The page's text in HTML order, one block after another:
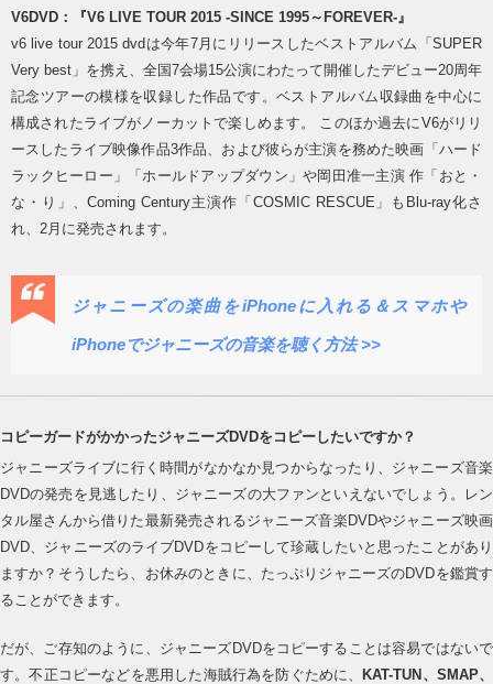
V6DVD：『V6 LIVE TOUR 2015 -SINCE 1995～FOREVER-』
v6 live tour 2015 dvdは今年7月にリリースしたベストアルバム「SUPER
Very best」を携え、全国7会場15公演にわたって開催したデビュー20周年
記念ツアーの模様を収録した作品です。ベストアルバム収録曲を中心に
構成されたライブがノーカットで楽しめます。 このほか過去にV6がリリ
ースしたライブ映像作品3作品、および彼らが主演を務めた映画「ハード
ラックヒーロー」「ホールドアップダウン」や岡田准一主演 作「おと・
な・り」、Coming Century主演作「COSMIC RESCUE」もBlu-ray化さ
れ、2月に発売されます。
ジャニーズの楽曲をiPhoneに入れる＆スマホや
iPhoneでジャニーズの音楽を聴く方法 >>
コピーガードがかかったジャニーズDVDをコピーしたいですか？
ジャニーズライブに行く時間がなかなか見つからなったり、ジャニーズ音楽
DVDの発売を見逃したり、ジャニーズの大ファンといえないでしょう。レン
タル屋さんから借りた最新発売されるジャニーズ音楽DVDやジャニーズ映画
DVD、ジャニーズのライブDVDをコピーして珍蔵したいと思ったことがあり
ますか？そうしたら、お休みのときに、たっぷりジャニーズのDVDを鑑賞す
ることができます。
だが、ご存知のように、ジャニーズDVDをコピーすることは容易ではないで
す。不正コピーなどを悪用した海賊行為を防ぐために、
KAT-TUN、SMAP、